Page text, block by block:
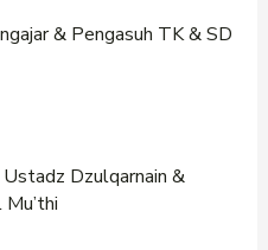
& Pengasuh TK & SD
Ustadz Dzulqarnain &